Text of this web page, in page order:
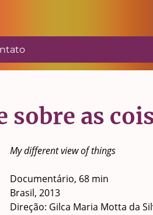
as
My different view of things
Documentário, 68 min
Brasil, 2013
Direção: Gilca Maria Motta da